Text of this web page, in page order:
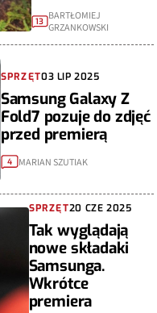
13 BARTŁOMIEJ
GRZANKOWSKI
SPRZĘT03 LIP 2025
Samsung Galaxy Z
Fold7 pozuje do zdjęć
przed premierą
4 MARIAN SZUTIAK
SPRZĘT20 CZE 2025
Tak wyglądają
nowe składaki
Samsunga.
Wkrótce
premiera